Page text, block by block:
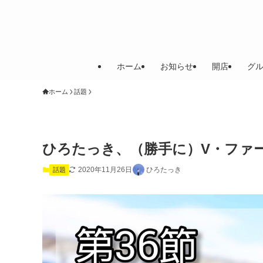
ホーム お知らせ 開店 グ
ホーム 話題
ひろたっき、（勝手に）V・ファ
話題 2020年11月26日 ひろたっき